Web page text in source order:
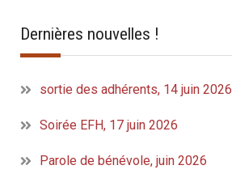
Dernières nouvelles !
sortie des adhérents, 14 juin 2026
Soirée EFH, 17 juin 2026
Parole de bénévole, juin 2026